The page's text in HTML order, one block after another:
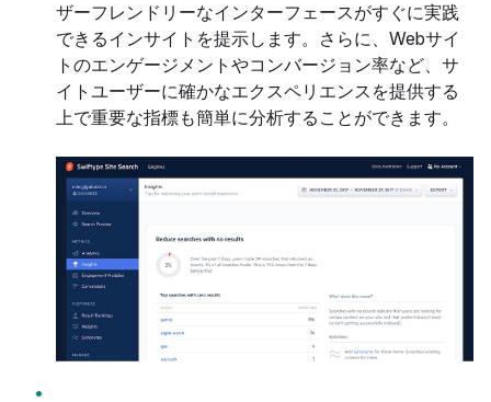
ザーフレンドリーなインターフェースがすぐに実践
できるインサイトを提示します。さらに、Webサイ
トのエンゲージメントやコンバージョン率など、サ
イトユーザーに確かなエクスペリエンスを提供する
上で重要な指標も簡単に分析することができます。